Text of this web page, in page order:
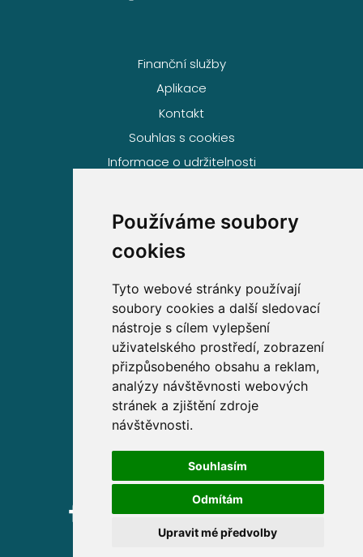
Používáme soubory
cookies
Tyto webové stránky používají
soubory cookies a další sledovací
nástroje s cílem vylepšení
uživatelského prostředí, zobrazení
přizpůsobeného obsahu a reklam,
analýzy návštěvnosti webových
stránek a zjištění zdroje
návštěvnosti.
Souhlasím
Odmítám
Upravit mé předvolby
Finanční služby
Aplikace
Kontakt
Souhlas s cookies
Informace o udržitelnosti
Volejte zdarma na
800 63 63 63
Sídlo společnosti
Partners Financial Services, a.s.
Prague Gate, 4. patro,
Türkova 2319/5b, 149 00
Praha 4 – Chodov